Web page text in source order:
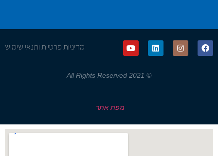
מדיניות פרטיות ותנאי שימוש
© 2021 All Rights Reserved
מפת אתר